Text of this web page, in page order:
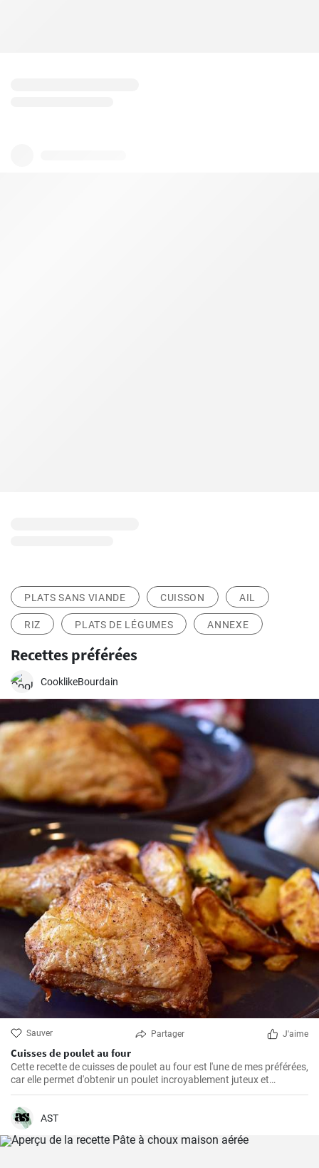
PLATS SANS VIANDE CUISSON AIL
RIZ PLATS DE LÉGUMES ANNEXE
Recettes préférées
CooklikeBourdain
Sauver Partager J'aime
Cuisses de poulet au four
Cette recette de cuisses de poulet au four est l'une de mes préférées,
car elle permet d'obtenir un poulet incroyablement juteux et
savoureux. Les cuisses de poulet sont les parties du poulet que je
préfère cuire au four parce qu'elles restent juteuses même après un
long temps de cuisson. De plus, les ingrédients sont simples, mais
parviennent toujours à faire ressortir le meilleur du poulet, créant
ainsi un plat unique et délicieux.
AST